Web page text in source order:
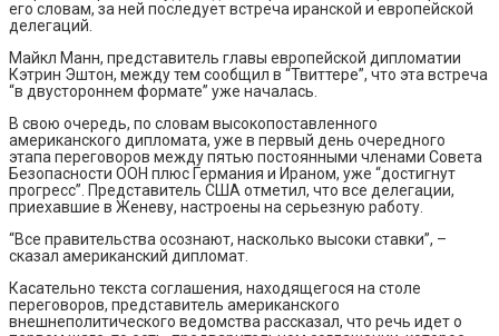
его словам, за ней последует встреча иранской и европейской
делегаций.
Майкл Манн, представитель главы европейской дипломатии
Кэтрин Эштон, между тем сообщил в “Твиттере”, что эта встреча
“в двустороннем формате” уже началась.
В свою очередь, по словам высокопоставленного
американского дипломата, уже в первый день очередного
этапа переговоров между пятью постоянными членами Совета
Безопасности ООН плюс Германия и Ираном, уже “достигнут
прогресс”. Представитель США отметил, что все делегации,
приехавшие в Женеву, настроены на серьезную работу.
“Все правительства осознают, насколько высоки ставки”, –
сказал американский дипломат.
Касательно текста соглашения, находящегося на столе
переговоров, представитель американского
внешнеполитического ведомства рассказал, что речь идет о